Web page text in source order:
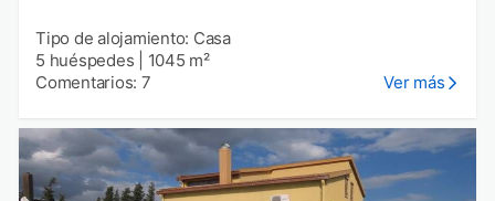
Tipo de alojamiento: Casa
5 huéspedes
1045 m²
Comentarios: 7
Ver más